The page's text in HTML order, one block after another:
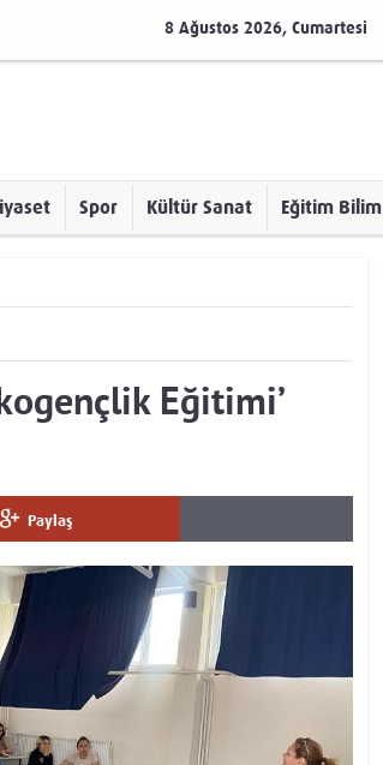
8 Ağustos 2026, Cumartesi
Spor Kültür Sanat Eğitim Bilim
Eğitimi’
Paylaş